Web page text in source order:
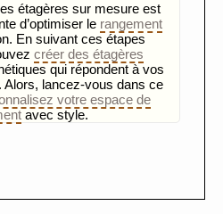
étagères sur mesure est
d’optimiser le rangement
En suivant ces étapes
créer des étagères
qui répondent à vos
Alors, lancez-vous dans ce
votre espace de
avec style.